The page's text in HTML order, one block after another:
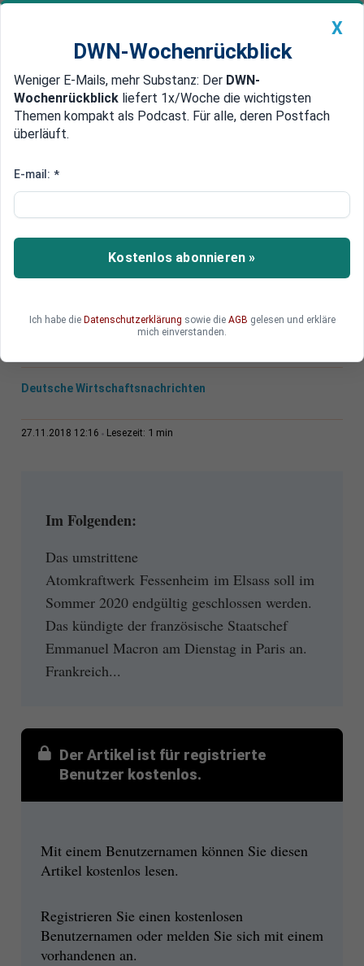
Newsticker MEIN DWN: Geldanlage Premium
Edelmetalle DWN-Magazin China
Zahlreiche Pannen
Macron: Atomkraftwerk
Fessenheim wird 2020
abgeschaltet
Frankreich wird das marode Atomkraftwerk
2020 abschalten.
Deutsche Wirtschaftsnachrichten
27.11.2018 12:16 Lesezeit: 1 min
Im Folgenden:
Das umstrittene
Atomkraftwerk Fessenheim im Elsass soll im
Sommer 2020 endgültig geschlossen werden.
Das kündigte der französische Staatschef
Emmanuel Macron am Dienstag in Paris an.
Frankreich...
Der Artikel ist für registrierte
Benutzer kostenlos.
Mit einem Benutzernamen können Sie diesen
Artikel kostenlos lesen.
Registrieren Sie einen kostenlosen
Benutzernamen oder melden Sie sich mit einem
vorhandenen an.
X
DWN-Wochenrückblick
Weniger E-Mails, mehr Substanz: Der DWN-
Wochenrückblick liefert 1x/Woche die wichtigsten
Themen kompakt als Podcast. Für alle, deren Postfach
überläuft.
E-mail: *
Kostenlos abonnieren »
Ich habe die Datenschutzerklärung sowie die AGB gelesen und erkläre
mich einverstanden.